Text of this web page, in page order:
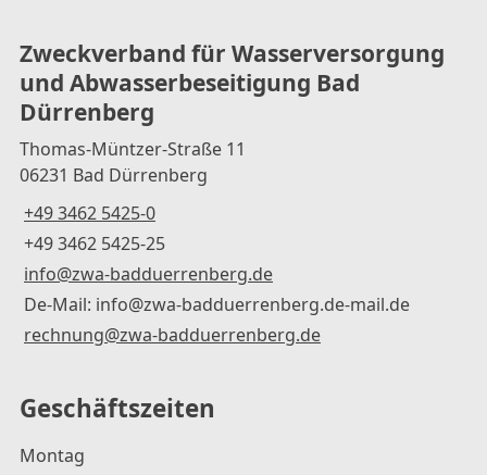
Zweckverband für Wasserversorgung
und Abwasserbeseitigung Bad
Dürrenberg
Thomas-Müntzer-Straße 11
06231 Bad Dürrenberg
+49 3462 5425-0
+49 3462 5425-25
info@zwa-badduerrenberg.de
De-Mail: info@zwa-badduerrenberg.de-mail.de
rechnung@zwa-badduerrenberg.de
Geschäftszeiten
Montag